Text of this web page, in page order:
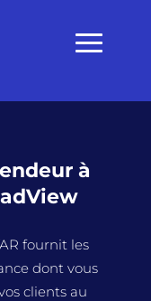
à
fournit les
dont vous
clients au